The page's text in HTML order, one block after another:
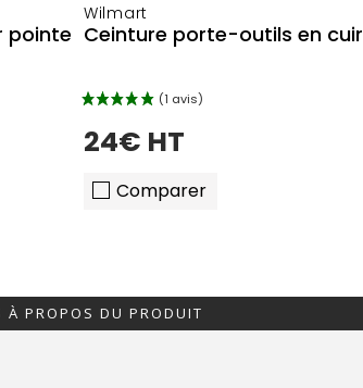
pointe
Wilmart
Ceinture porte-outils en cuir
24€ HT
Comparer
À PROPOS DU PRODUIT